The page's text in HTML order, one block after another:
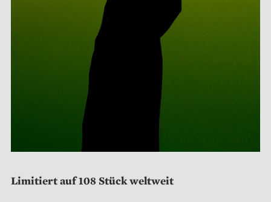
Limitiert auf 108 Stück weltweit